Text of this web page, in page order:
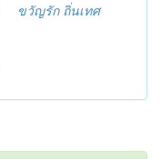
ขวัญรัก ถิ่นเทศ